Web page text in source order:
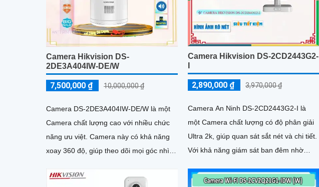
Camera Hikvision DS-
2DE3A404IW-DE/W
7,500,000 ₫ 10,000,000 ₫
Camera DS-2DE3A404IW-DE/W là một
Camera chất lượng cao với nhiều chức
năng ưu việt. Camera này có khả năng
xoay 360 độ, giúp theo dõi mọi góc nhìn
Camera Hikvision DS-2CD2443G2-
2,890,000 ₫ 3,970,000 ₫
Camera An Ninh DS-2CD2443G2-I là
một Camera chất lượng có độ phân giải
Ultra 2k, giúp quan sát sắt nét và chi tiết.
Với khả năng giám sát ban đêm nhờ
dõi và bảo vệ nhà cửa trở nên dễ dàng